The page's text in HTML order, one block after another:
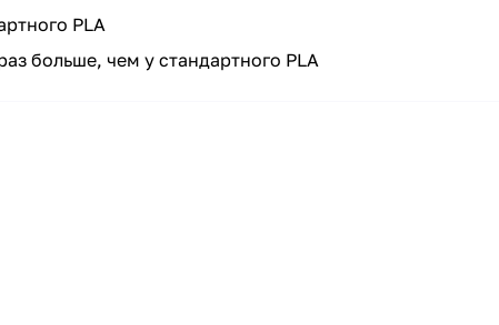
PLA
больше, чем у стандартного PLA